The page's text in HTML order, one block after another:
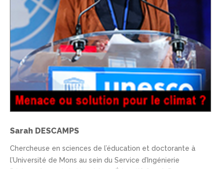
Sarah DESCAMPS
Chercheuse en sciences de l’éducation et doctorante à
l’Université de Mons au sein du Service d’Ingénierie